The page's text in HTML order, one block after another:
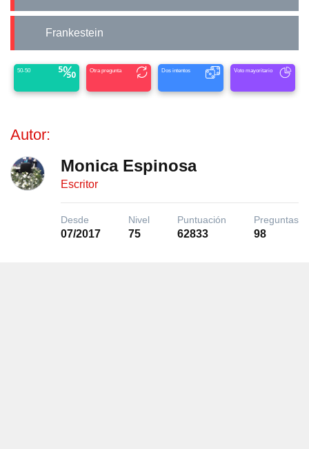
Frankestein
50-50 Otra pregunta Dos intentos Voto mayoritario
Autor:
Monica Espinosa
Escritor
Desde
07/2017
Nivel
75
Puntuación
62833
Preguntas
98